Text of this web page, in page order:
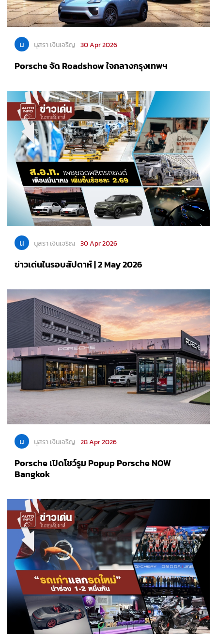
น นุสรา เงินเจริญ 30 Apr 2026
Porsche จัด Roadshow ใจกลางกรุงเทพฯ
น นุสรา เงินเจริญ 30 Apr 2026
ข่าวเด่นในรอบสัปดาห์ | 2 May 2026
น นุสรา เงินเจริญ 28 Apr 2026
Porsche เปิดโชว์รูม Popup Porsche NOW
Bangkok